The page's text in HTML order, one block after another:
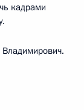
кадрами